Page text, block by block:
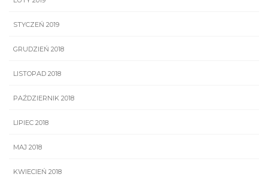
STYCZEŃ 2019
GRUDZIEŃ 2018
LISTOPAD 2018
PAŹDZIERNIK 2018
LIPIEC 2018
MAJ 2018
KWIECIEŃ 2018